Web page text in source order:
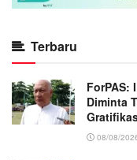
Terbaru
ForPAS:
Diminta
08/08/